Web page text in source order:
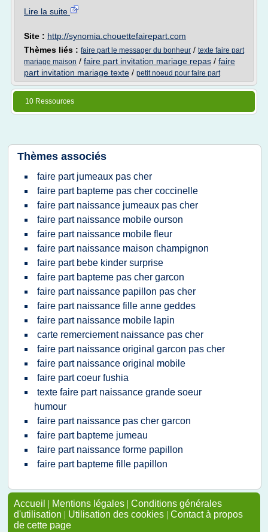
Lire la suite
Site : http://synomia.chouettefairepart.com
Thèmes liés : faire part le messager du bonheur / texte faire part
mariage maison / faire part invitation mariage repas / faire
part invitation mariage texte / petit noeud pour faire part
10 Ressources
Thèmes associés
faire part jumeaux pas cher
faire part bapteme pas cher coccinelle
faire part naissance jumeaux pas cher
faire part naissance mobile ourson
faire part naissance mobile fleur
faire part naissance maison champignon
faire part bebe kinder surprise
faire part bapteme pas cher garcon
faire part naissance papillon pas cher
faire part naissance fille anne geddes
faire part naissance mobile lapin
carte remerciement naissance pas cher
faire part naissance original garcon pas cher
faire part naissance original mobile
faire part coeur fushia
texte faire part naissance grande soeur
humour
faire part naissance pas cher garcon
faire part bapteme jumeau
faire part naissance forme papillon
faire part bapteme fille papillon
Accueil | Mentions légales | Conditions générales
d'utilisation | Utilisation des cookies | Contact à propos
de cette page